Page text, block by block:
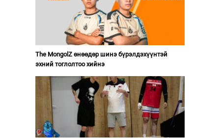
The MongolZ өнөөдөр шинэ бүрэлдэхүүнтэй
эхний тоглолтоо хийнэ